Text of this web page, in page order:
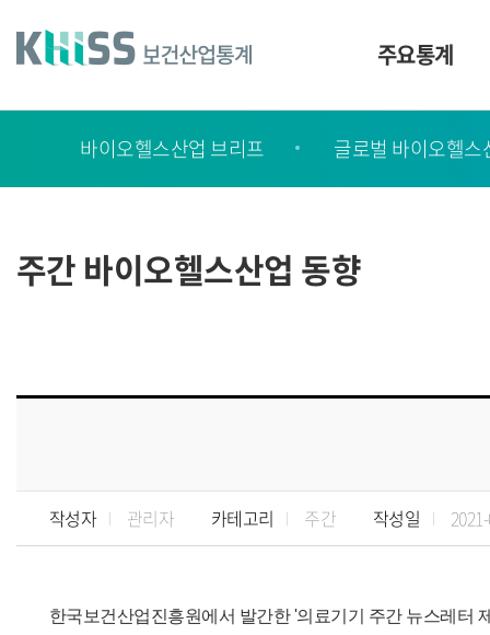
건
주요통계
서
간
행
바이오헬스산업 브리프 글로벌 바이오헬스
주간 바이오헬스산업 동향
작성자 관리자 카테고리 주간 작성일
한국보건산업진흥원에서 발간한 '의료기기 주간 뉴스레터